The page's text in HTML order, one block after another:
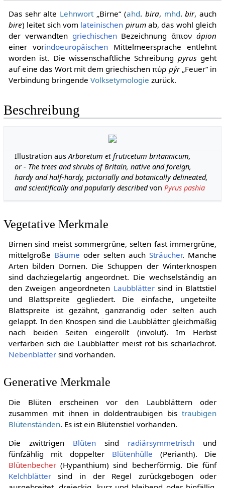
Das sehr alte Lehnwort „Birne“ (ahd. bira, mhd.bir, auch
bire) leitet sich vom lateinischen pirumab, das wohl gleich
der verwandten griechischenBezeichnung ἃπιονápion
einer vorindoeuropäischenMittelmeersprache entlehnt
worden ist. Die wissenschaftliche Schreibung pyrus geht
auf eine das Wort mit dem griechischen πύρ pýr„Feuer“ in
Verbindung bringende Volksetymologie zurück.
Beschreibung
Illustration ausArboretum et fruticetum britannicum,
or - The trees and shrubs of Britain, native and foreign,
hardy and half-hardy, pictorially and botanically delineated,
and scientifically and popularly describedvonPyrus pashia
Vegetative Merkmale
Birnen sind meist sommergrüne, selten fast immergrüne,
mittelgroße Bäume oder selten auchSträucher. Manche
Arten bilden Dornen. Die Schuppen der Winterknospen
sind dachziegelartig angeordnet. Die wechselständig an
den Zweigen angeordneten Laubblättersind in Blattstiel
und Blattspreite gegliedert. Die einfache, ungeteilte
Blattspreite ist gezähnt, ganzrandig oder selten auch
gelappt. In den Knospen sind die Laubblätter gleichmäßig
nach beiden Seiten eingerollt (involut). Im Herbst
verfärben sich die Laubblätter meist rot bis scharlachrot.
Nebenblättersind vorhanden.
Generative Merkmale
Die Blüten erscheinen vor den Laubblättern oder
zusammen mit ihnen in doldentraubigen bistraubigen
Blütenständen. Es ist ein Blütenstiel vorhanden.
Die zwittrigen Blütensind radiärsymmetrisch und
fünfzählig mit doppelter Blütenhülle (Perianth). Die
Blütenbecher(Hypanthium) sind becherförmig. Die fünf
Kelchblättersind in der Regel zurückgebogen oder